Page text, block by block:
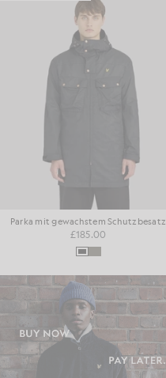
Parka mit gewachstem Schutzbesatz
£185.00